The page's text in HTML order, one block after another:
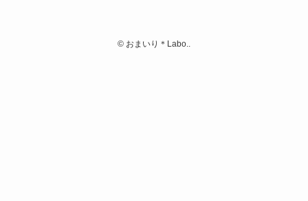
© おまいり＊Labo..